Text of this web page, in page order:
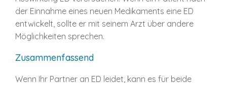
der Einnahme eines neuen Medikaments eine ED
entwickelt, sollte er mit seinem Arzt über andere
Möglichkeiten sprechen.
Zusammenfassend
Wenn Ihr Partner an ED leidet, kann es für beide